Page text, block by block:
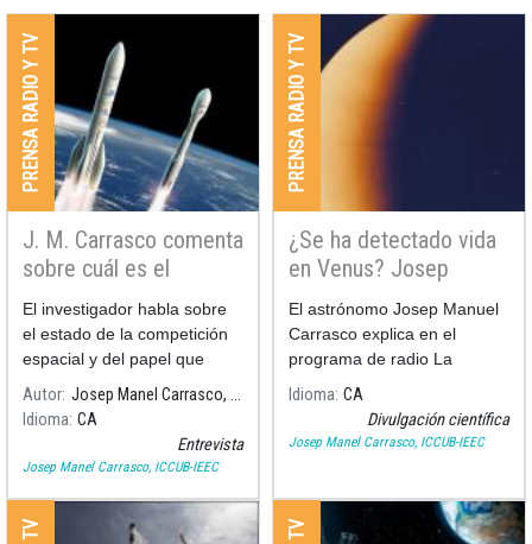
Cosmos de la Universidad de
Barcelona Josep Manel
Carrasco en el programa de
televisiones locales "Fet a
Mida"
Podéis ver su participación
aquí:
1:19:00:
PRENSA RADIO Y TV
J. M. Carrasco comenta
sobre cuál es el
horizonte de la ESA en
la investigación
espacial
El investigador habla sobre
el estado de la competición
espacial y del papel que
tiene
Autor
Josep Manel Carrasco, ICCUB-IEEC
Idioma CA
Entrevista
Josep Manel Carrasco, ICCUB-IEEC
PRENSA RADIO Y TV
¿Se ha detectado vida
en Venus? Josep
Manel Carrasco en
Ràdio Sant Boi
El astrónomo Josep Manuel
Carrasco explica en el
programa de radio La
República Santboiana de
Radio Sant Boi, la detección
de fosfina en la atmósfera de
Idioma CA
Divulgación científica
Josep Manel Carrasco, ICCUB-IEEC